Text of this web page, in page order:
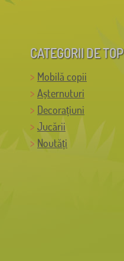
CATEGORII DE TOP
Mobilă copii
Așternuturi
Decorațiuni
Jucării
Noutăți